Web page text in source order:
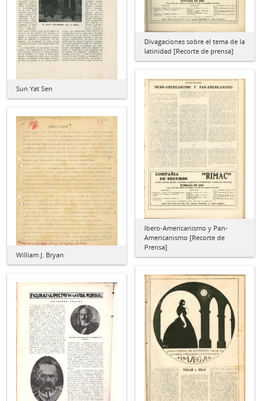
Divagaciones sobre el tema de la
latinidad [Recorte de prensa]
Sun Yat Sen
Ibero-Americanismo y Pan-
Americanismo [Recorte de
Prensa]
William J. Bryan